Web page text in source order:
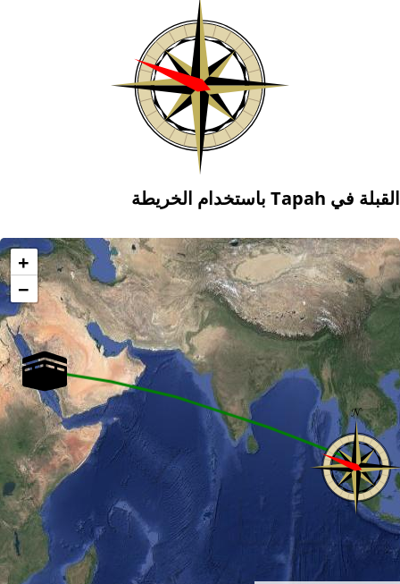
القبلة في Tapah باستخدام الخريطة
+
−